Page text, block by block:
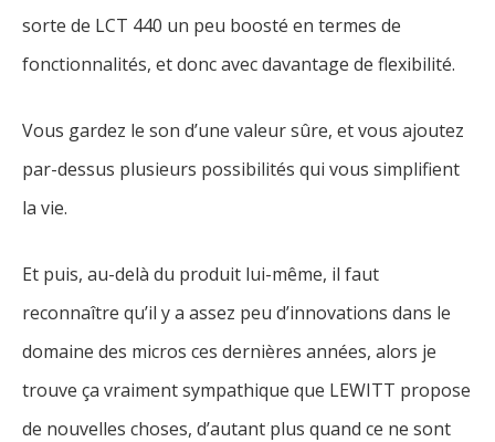
sorte de LCT 440 un peu boosté en termes de
fonctionnalités, et donc avec davantage de flexibilité.
Vous gardez le son d’une valeur sûre, et vous ajoutez
par-dessus plusieurs possibilités qui vous simplifient
la vie.
Et puis, au-delà du produit lui-même, il faut
reconnaître qu’il y a assez peu d’innovations dans le
domaine des micros ces dernières années, alors je
trouve ça vraiment sympathique que LEWITT propose
de nouvelles choses, d’autant plus quand ce ne sont